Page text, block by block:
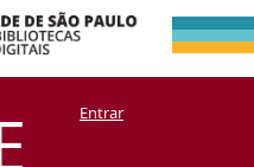
por:
+ CoriscoEntrar